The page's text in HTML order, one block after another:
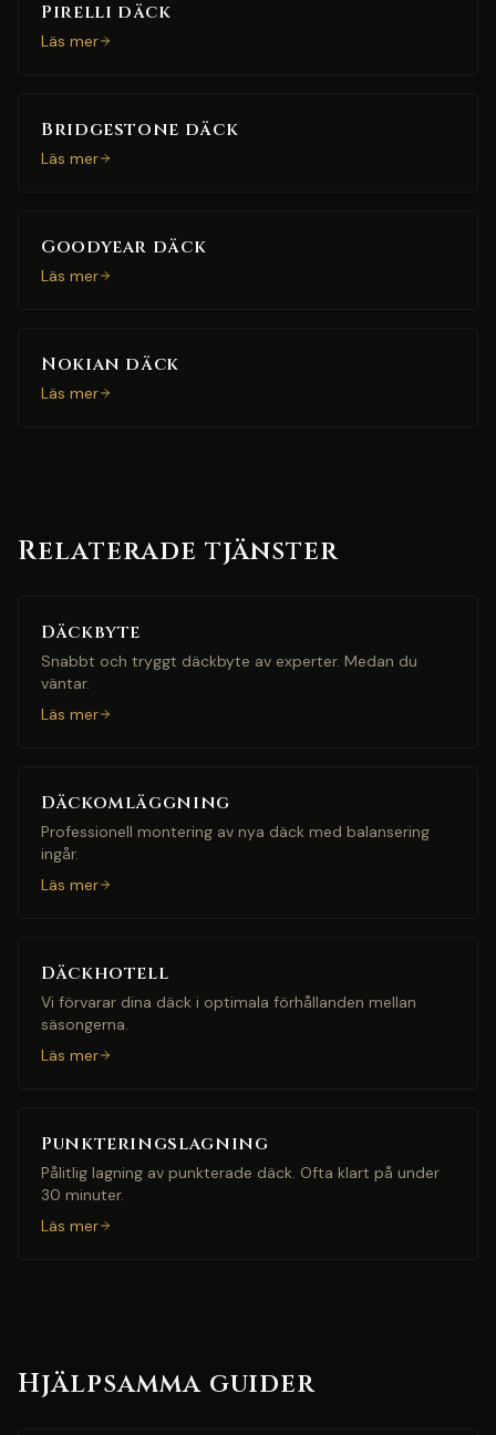
Pirelli däck
Läs mer
Bridgestone däck
Läs mer
Goodyear däck
Läs mer
Nokian däck
Läs mer
Relaterade tjänster
Däckbyte
Snabbt och tryggt däckbyte av experter. Medan du
väntar.
Läs mer
Däckomläggning
Professionell montering av nya däck med balansering
ingår.
Läs mer
Däckhotell
Vi förvarar dina däck i optimala förhållanden mellan
säsongerna.
Läs mer
Punkteringslagning
Pålitlig lagning av punkterade däck. Ofta klart på under
30 minuter.
Läs mer
Hjälpsamma guider